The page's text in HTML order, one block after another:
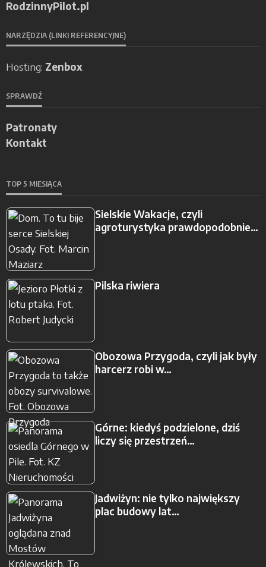
RodzinnyPilot.pl
NARZĘDZIA (LINKI REFERENCYJNE)
Hosting: Zenbox
SPRAWDŹ
Patronaty
Kontakt
TOP 5 MIESIĄCA
Sielskie Wakacje, czyli
agroturystyka prawdopodobnie…
Pilska riwiera
Obozowa Przygoda, czyli jak były
harcerz robi w…
Górne: kiedyś podzielone, dziś
liczy się przestrzeń…
Jadwiżyn: nie tylko największy
plac budowy lat…